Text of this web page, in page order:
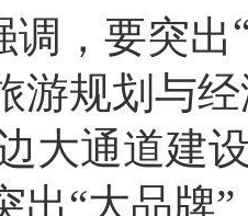
调，要突出
游规划与
大通道建
出“大品牌